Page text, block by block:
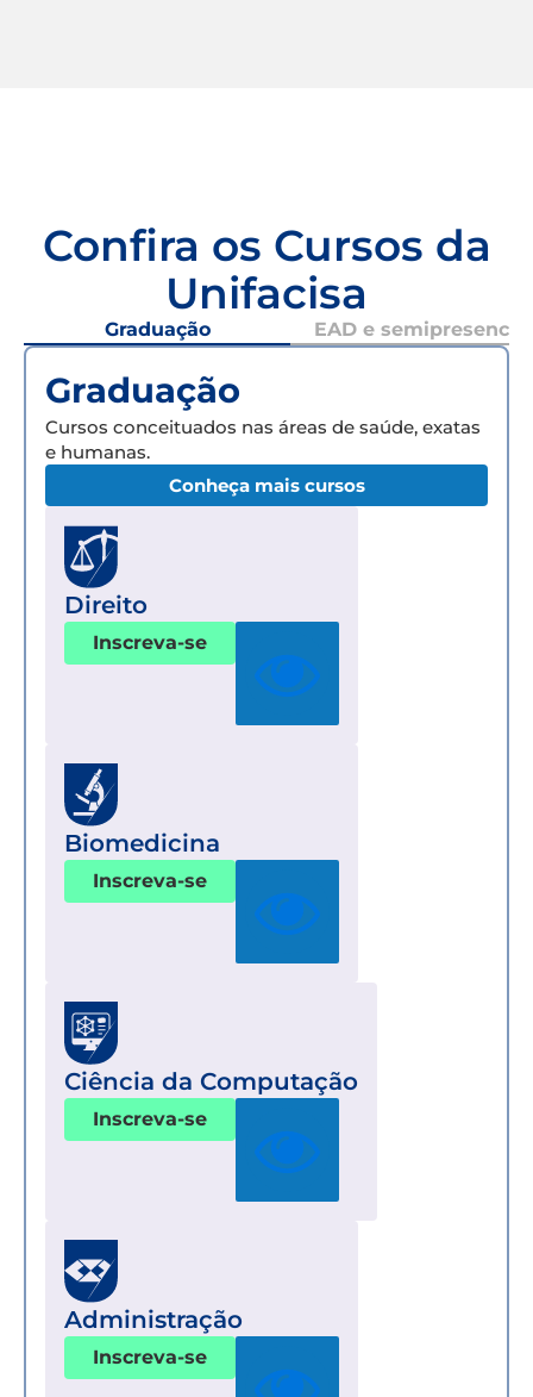
Confira os Cursos da
Unifacisa
Graduação EAD e semipresencial
Graduação
Cursos conceituados nas áreas de saúde, exatas
e humanas.
Conheça mais cursos
Direito
Inscreva-se
Biomedicina
Inscreva-se
Ciência da Computação
Inscreva-se
Administração
Inscreva-se